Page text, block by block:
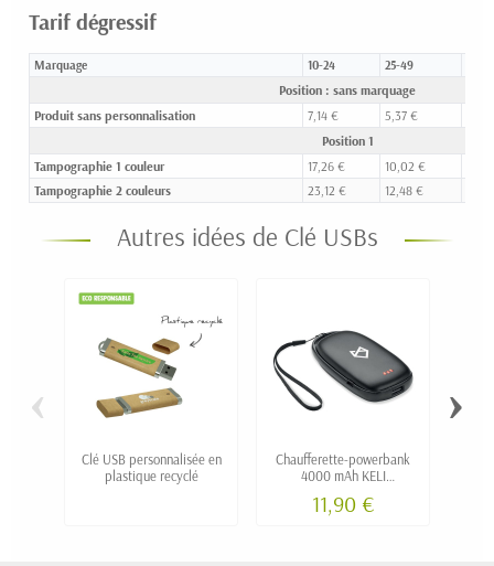
Tarif dégressif
Marquage 10-24 25-49
Position : sans marquage
Produit sans personnalisation
7,14 € 5,37 €
Position 1
Tampographie 1 couleur
17,26 € 10,02 €
Tampographie 2 couleurs
23,12 € 12,48 €
Autres idées de Clé USBs
Clé USB personnalisée en
plastique recyclé
Chaufferette-powerbank
4000 mAh KELI
11,90 €
‹ ›